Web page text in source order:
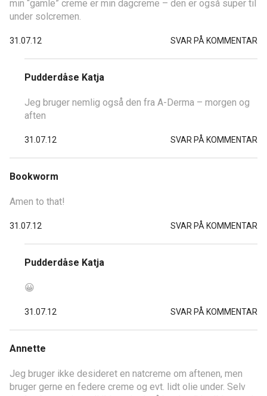
min “gamle” creme er min dagcreme – den er også super til
under solcremen.
31.07.12 SVAR PÅ KOMMENTAR
Pudderdåse Katja
Jeg bruger nemlig også den fra A-Derma – morgen og
aften
31.07.12 SVAR PÅ KOMMENTAR
Bookworm
Amen to that!
31.07.12 SVAR PÅ KOMMENTAR
Pudderdåse Katja
😀
31.07.12 SVAR PÅ KOMMENTAR
Annette
Jeg bruger ikke desideret en natcreme om aftenen, men
bruger gerne en federe creme og evt. lidt olie under. Selv